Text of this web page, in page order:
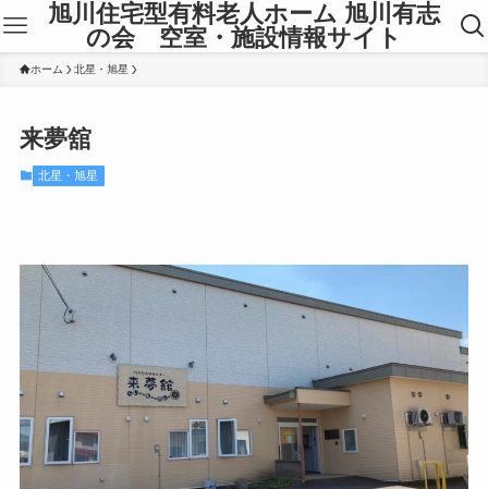
旭川住宅型有料老人ホーム 旭川有志
の会 空室・施設情報サイト
ホーム 北星・旭星
来夢舘
北星・旭星